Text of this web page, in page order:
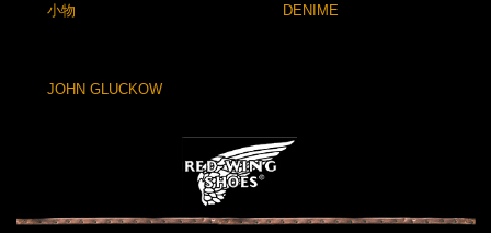
小物 DENIME
JOHN GLUCKOW